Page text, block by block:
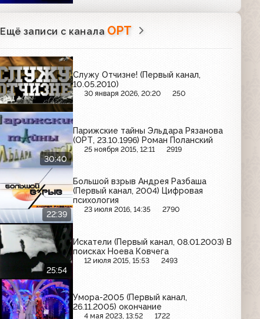
Ещё записи с канала ОРТ
Служу Отчизне! (Первый канал,
10.05.2010)
30 января 2026, 20:20 250
30:40
Парижские тайны Эльдара Рязанова
(ОРТ, 23.10.1996) Роман Поланский
25 ноября 2015, 12:11 2919
22:39
Большой взрыв Андрея Разбаша
(Первый канал, 2004) Цифровая
психология
23 июля 2016, 14:35 2790
25:54
Искатели (Первый канал, 08.01.2003) В
поисках Ноева Ковчега
12 июля 2015, 15:53 2493
Умора-2005 (Первый канал,
26.11.2005) окончание
4 мая 2023, 13:52 1722